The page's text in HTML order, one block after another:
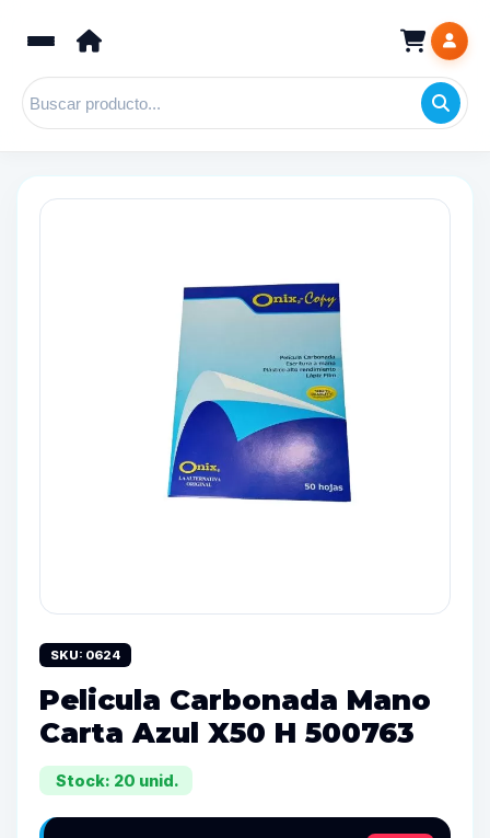
SKU: 0624
Pelicula Carbonada Mano
Carta Azul X50 H 500763
Stock: 20 unid.